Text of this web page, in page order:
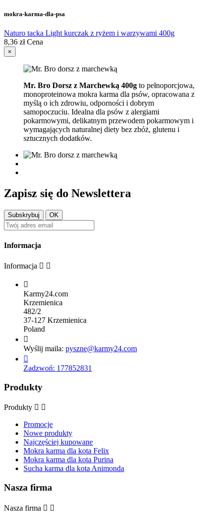
mokra-karma-dla-psa
Naturo tacka Light kurczak z ryżem i warzywami 400g
8,36 zł Cena
×
Mr. Bro Dorsz z Marchewką 400g to pełnoporcjowa,
monoproteinowa mokra karma dla psów, opracowana z
myślą o ich zdrowiu, odporności i dobrym
samopoczuciu. Idealna dla psów z alergiami
pokarmowymi, delikatnym przewodem pokarmowym i
wymagających naturalnej diety bez zbóż, glutenu i
sztucznych dodatków.
Zapisz się do Newslettera
Informacja
Informacja  

Karmy24.com
Krzemienica
482/2
37-127 Krzemienica
Poland

Wyślij maila: pyszne@karmy24.com

Zadzwoń: 177852831
Produkty
Produkty  
Promocje
Nowe produkty
Najczęściej kupowane
Mokra karma dla kota Felix
Mokra karma dla kota Purina
Sucha karma dla kota Animonda
Nasza firma
Nasza firma  